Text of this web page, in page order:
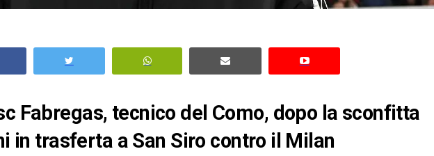
Fabregas, tecnico del Como, dopo la sconfitta
in trasferta a San Siro contro il Milan